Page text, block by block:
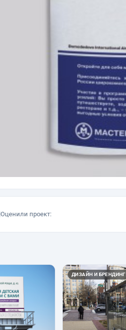
Оценили проект:
ДИЗАЙН И БРЕНДИНГ